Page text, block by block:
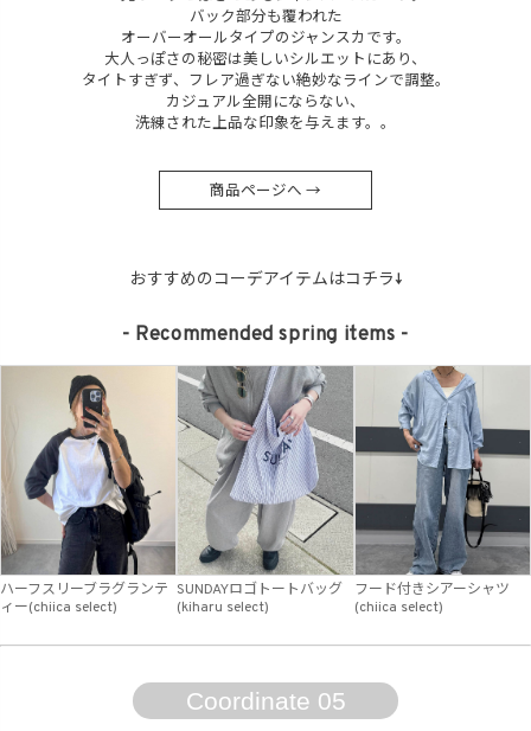
バック部分も覆われた
オーバーオールタイプのジャンスカです。
大人っぽさの秘密は美しいシルエットにあり、
タイトすぎず、フレア過ぎない絶妙なラインで調整。
カジュアル全開にならない、
洗練された上品な印象を与えます。。
商品ページへ →
おすすめのコーデアイテムはコチラ↓
- Recommended spring items -
ハーフスリーブラグランテ
ィー(chiica select)
SUNDAYロゴトートバッグ
(kiharu select)
フード付きシアーシャツ
(chiica select)
Coordinate 05